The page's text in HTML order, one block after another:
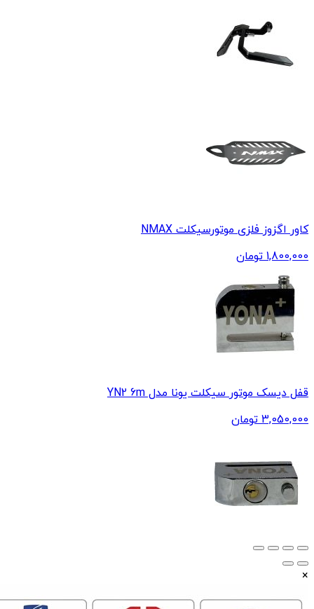
کاور اگزوز فلزی موتورسیکلت NMAX
1,800,000 تومان
قفل دیسک موتور سیکلت یونا مدل YN2 6m
3,050,000 تومان
×